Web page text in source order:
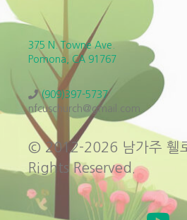
375 N. Towne Ave.
Pomona, CA 91767
(909)397-5737
nfcuschurch@gmail.com
© 2012-2026 남가주 휄
Rights Reserved.